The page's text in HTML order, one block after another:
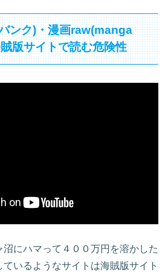
ンク)・漫画raw(manga
版サイトで読む危険性
にハマって４００万円を溶かした
いるようなサイトは海賊版サイト